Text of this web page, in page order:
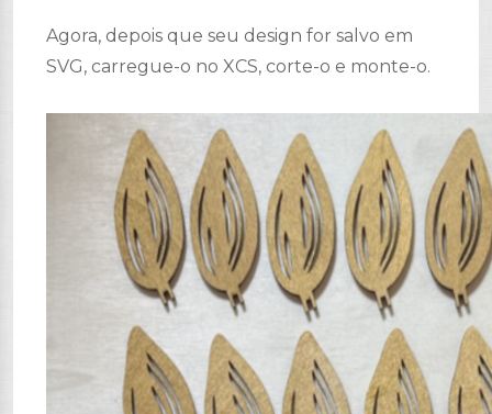
Agora, depois que seu design for salvo em
SVG, carregue-o no XCS, corte-o e monte-o.